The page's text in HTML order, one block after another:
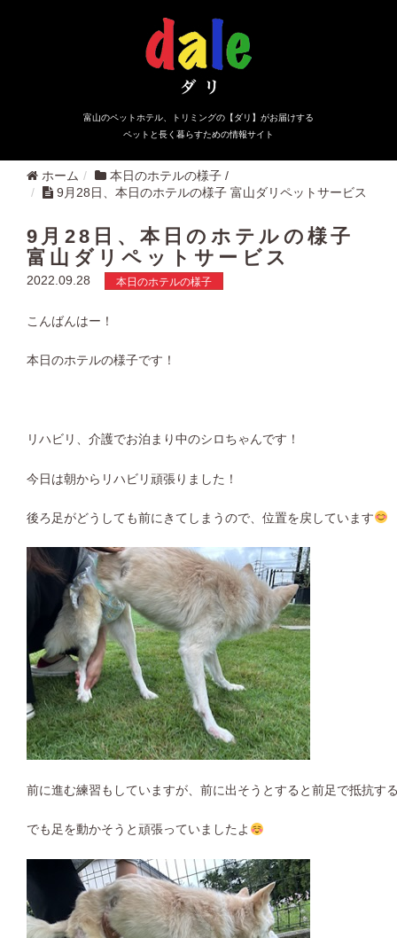
富山のペットホテル、トリミングの【ダリ】がお届けする
ペットと長く暮らすための情報サイト
ホーム 本日のホテルの様子 /
9月28日、本日のホテルの様子 富山ダリペットサービス
9月28日、本日のホテルの様子
富山ダリペットサービス
2022.09.28 本日のホテルの様子
こんばんはー！
本日のホテルの様子です！
リハビリ、介護でお泊まり中のシロちゃんです！
今日は朝からリハビリ頑張りました！
後ろ足がどうしても前にきてしまうので、位置を戻しています
前に進む練習もしていますが、前に出そうとすると前足で抵抗す
でも足を動かそうと頑張っていましたよ